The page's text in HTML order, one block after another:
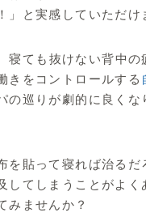
」と実感していただけ
寝ても抜けない背中の
きをコントロールする
の巡りが劇的に良く
を貼って寝れば治る
してしまうことがよ
みませんか？